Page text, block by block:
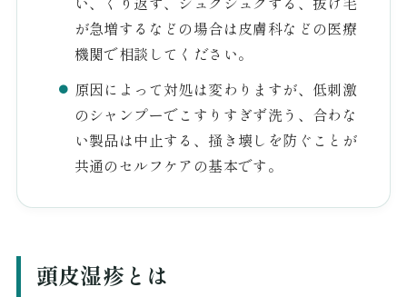
が急増するなどの場合は皮膚科などの医療
機関で相談してください。
原因によって対処は変わりますが、低刺激
のシャンプーでこすりすぎず洗う、合わな
い製品は中止する、掻き壊しを防ぐことが
共通のセルフケアの基本です。
頭皮湿疹とは